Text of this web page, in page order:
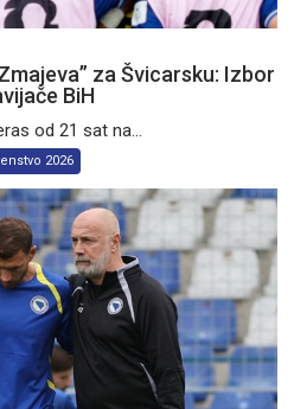
za Švicarsku: Izbor
BiH
od 21 sat na...
2026